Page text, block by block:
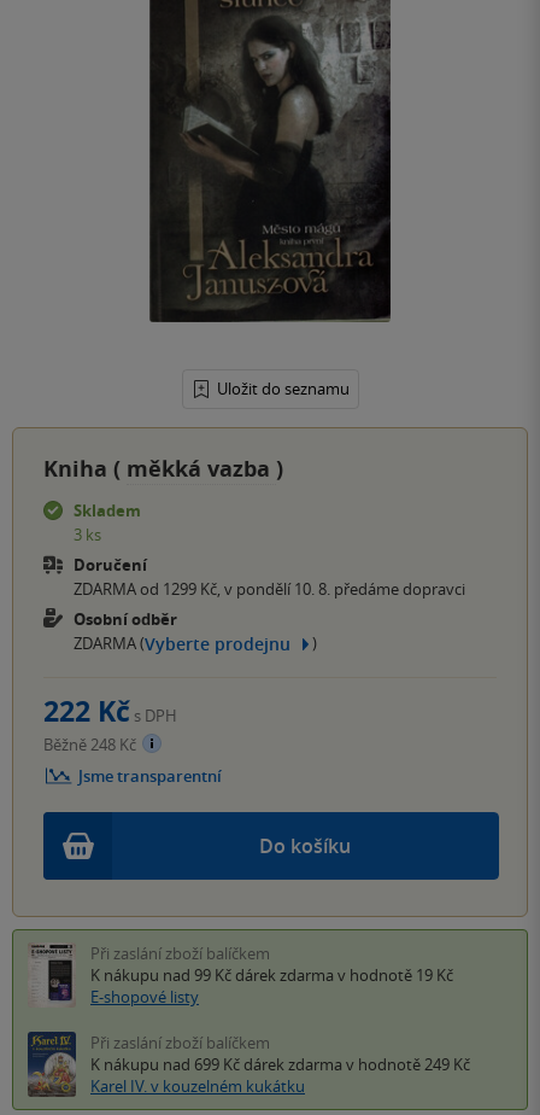
Uložit do seznamu
Kniha ( měkká vazba )
Skladem
3 ks
Doručení
ZDARMA od 1299 Kč, v pondělí 10. 8. předáme dopravci
Osobní odběr
ZDARMA (Vyberte prodejnu )
Do košíku
222 Kč s DPH
Běžně 248 Kč
Jsme transparentní
Při zaslání zboží balíčkem
K nákupu nad 99 Kč dárek zdarma v hodnotě 19 Kč
E-shopové listy
Při zaslání zboží balíčkem
K nákupu nad 699 Kč dárek zdarma v hodnotě 249 Kč
Karel IV. v kouzelném kukátku